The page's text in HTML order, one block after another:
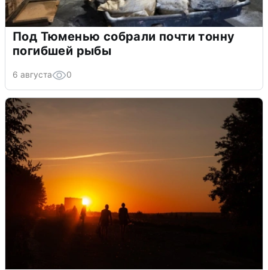
Под Тюменью собрали почти тонну
погибшей рыбы
6 августа 0